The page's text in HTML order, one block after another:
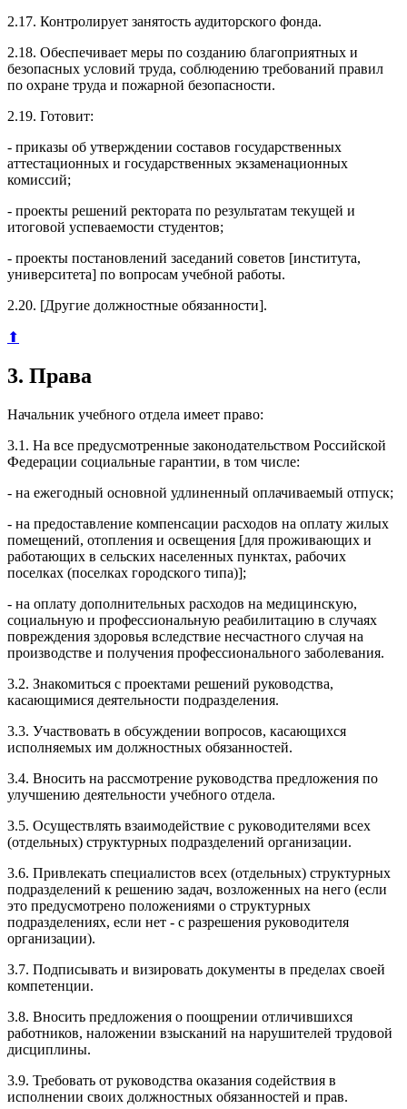
2.17. Контролирует занятость аудиторского фонда.
2.18. Обеспечивает меры по созданию благоприятных и
безопасных условий труда, соблюдению требований правил
по охране труда и пожарной безопасности.
2.19. Готовит:
- приказы об утверждении составов государственных
аттестационных и государственных экзаменационных
комиссий;
- проекты решений ректората по результатам текущей и
итоговой успеваемости студентов;
- проекты постановлений заседаний советов [института,
университета] по вопросам учебной работы.
2.20. [Другие должностные обязанности].
⬆
3. Права
Начальник учебного отдела имеет право:
3.1. На все предусмотренные законодательством Российской
Федерации социальные гарантии, в том числе:
- на ежегодный основной удлиненный оплачиваемый отпуск;
- на предоставление компенсации расходов на оплату жилых
помещений, отопления и освещения [для проживающих и
работающих в сельских населенных пунктах, рабочих
поселках (поселках городского типа)];
- на оплату дополнительных расходов на медицинскую,
социальную и профессиональную реабилитацию в случаях
повреждения здоровья вследствие несчастного случая на
производстве и получения профессионального заболевания.
3.2. Знакомиться с проектами решений руководства,
касающимися деятельности подразделения.
3.3. Участвовать в обсуждении вопросов, касающихся
исполняемых им должностных обязанностей.
3.4. Вносить на рассмотрение руководства предложения по
улучшению деятельности учебного отдела.
3.5. Осуществлять взаимодействие с руководителями всех
(отдельных) структурных подразделений организации.
3.6. Привлекать специалистов всех (отдельных) структурных
подразделений к решению задач, возложенных на него (если
это предусмотрено положениями о структурных
подразделениях, если нет - с разрешения руководителя
организации).
3.7. Подписывать и визировать документы в пределах своей
компетенции.
3.8. Вносить предложения о поощрении отличившихся
работников, наложении взысканий на нарушителей трудовой
дисциплины.
3.9. Требовать от руководства оказания содействия в
исполнении своих должностных обязанностей и прав.